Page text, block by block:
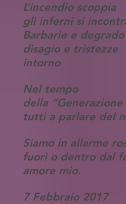
L’incendio scoppia
gli inferni si
Barbarie e degrado
disagio e tristezze
intorno
Nel tempo
della
tutti a parlare del
Siamo in allarme
fuori o dentro dal
amore mio.
7 Febbraio 2017